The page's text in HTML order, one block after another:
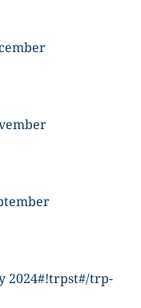
2024#!trpst#/trp-